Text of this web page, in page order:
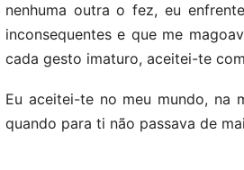
nenhuma outra o fez, eu
inconsequentes e que me
cada gesto imaturo, aceitei-te
Eu aceitei-te no meu mundo, na
quando para ti não passava de